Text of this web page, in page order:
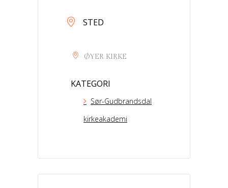
STED
ØYER KIRKE
KATEGORI
Sør-Gudbrandsdal
kirkeakademi